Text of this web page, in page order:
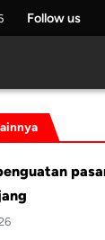
Follow us